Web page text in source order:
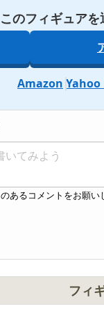
このフィギュアを
Amazon Yahoo
フィ